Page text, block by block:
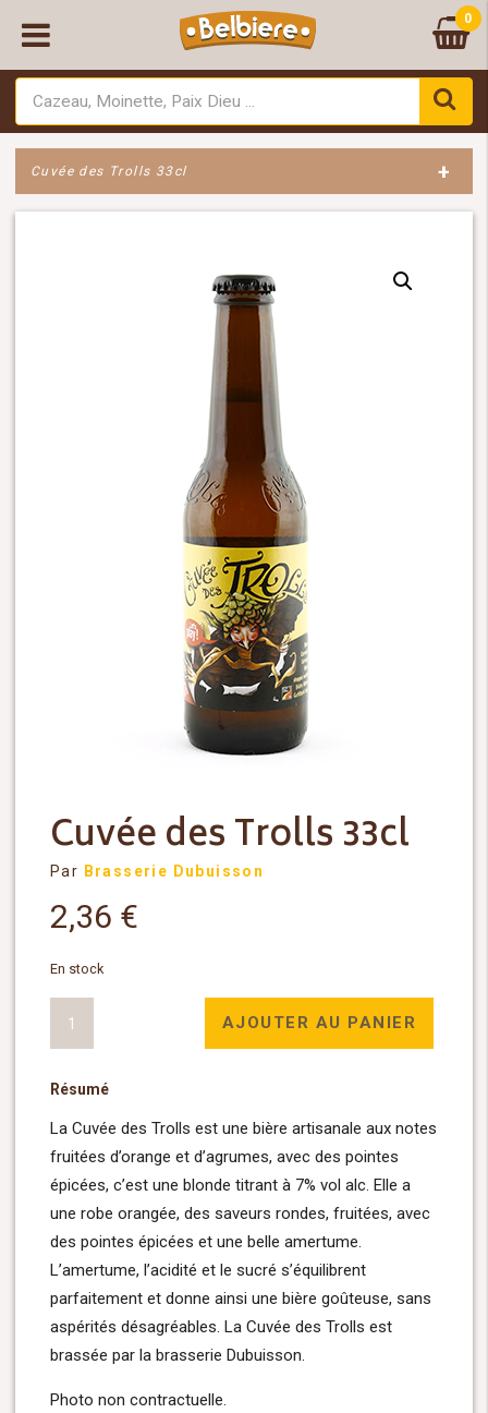
0
Cuvée des Trolls 33cl +
Cuvée des Trolls 33cl
Par Brasserie Dubuisson
2,36 €
En stock
des
Trolls
33cl
AJOUTER AU PANIER
Résumé
La Cuvée des Trolls est une bière artisanale aux notes
fruitées d’orange et d’agrumes, avec des pointes
épicées, c’est une blonde titrant à 7% vol alc. Elle a
une robe orangée, des saveurs rondes, fruitées, avec
des pointes épicées et une belle amertume.
L’amertume, l’acidité et le sucré s’équilibrent
parfaitement et donne ainsi une bière goûteuse, sans
aspérités désagréables. La Cuvée des Trolls est
brassée par la brasserie Dubuisson.
Photo non contractuelle.